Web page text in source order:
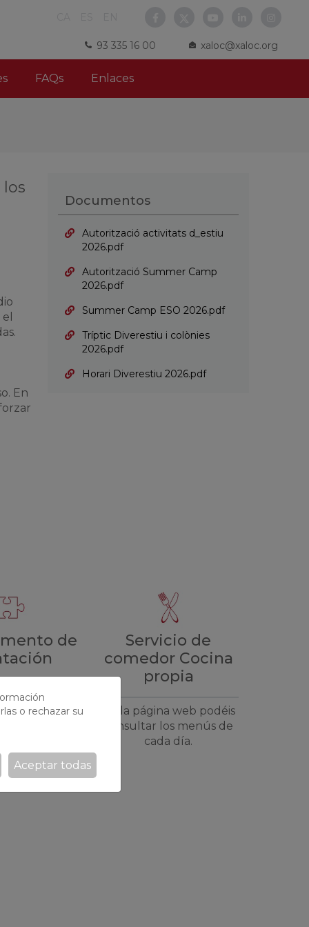
93 335 16 00 xaloc@xaloc.org
FAQs Enlaces
En
Documentos
Autorització activitats d_estiu
2026.pdf
Autorització Summer Camp
2026.pdf
Summer Camp ESO 2026.pdf
Tríptic Diverestiu i colònies
2026.pdf
Horari Diverestiu 2026.pdf
de
de
educativa,
de
familias.
Servicio de
comedor Cocina
propia
En la página web podéis
consultar los menús de
cada día.
o rechazar su
Aceptar todas